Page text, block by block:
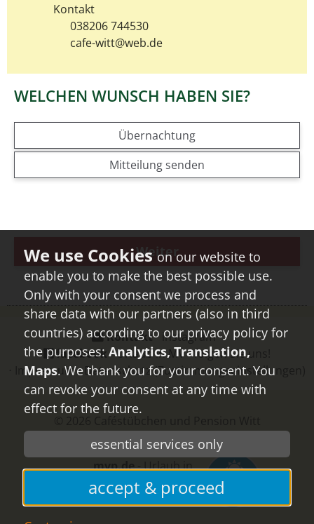
Kontakt
Telefonnummer
038206 744530
E-Mail-Adresse
cafe-witt@web.de
WELCHEN WUNSCH HABEN SIE?
Übernachtung
Mitteilung senden
Weiter
mvp.de- Urlaub in
Mecklenburg-
Vorpommern
Kontakt ⋅ instagram⋅
facebook - Urlaub in MV - folgen Sie uns!
Impressum⋅ Datenschutz(Zustimmungseinstellungen)
on our website to
enable you to make the best possible use.
Only with your consent we process and
share data with our partners (also in third
countries) according to our privacy policy for
the purposes: Analytics, Translation,
Maps. We thank you for your consent. You
can revoke your consent at any time with
effect for the future.
essential services only
accept & proceed